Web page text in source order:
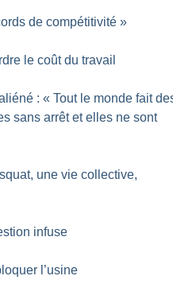
de compétitivité »
le coût du travail
: « Tout le monde fait
sans arrêt et elles ne sont
une vie collective,
infuse
l’usine